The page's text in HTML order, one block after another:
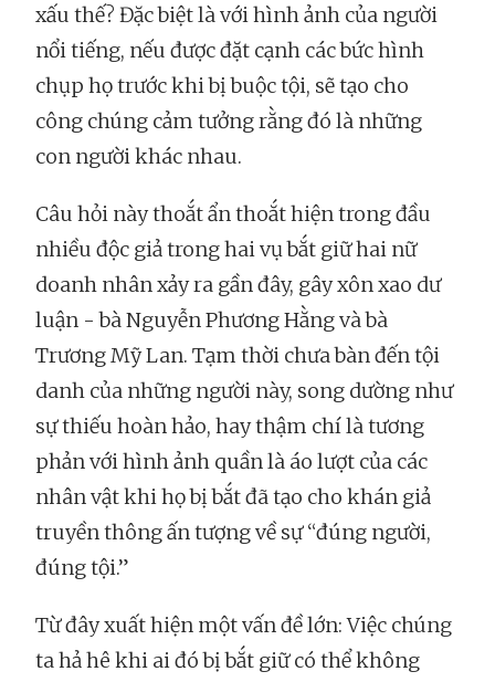
xấu thế? Đặc biệt là với hình ảnh của người
nổi tiếng, nếu được đặt cạnh các bức hình
chụp họ trước khi bị buộc tội, sẽ tạo cho
công chúng cảm tưởng rằng đó là những
con người khác nhau.
Câu hỏi này thoắt ẩn thoắt hiện trong đầu
nhiều độc giả trong hai vụ bắt giữ hai nữ
doanh nhân xảy ra gần đây, gây xôn xao dư
luận - bà Nguyễn Phương Hằng và bà
Trương Mỹ Lan. Tạm thời chưa bàn đến tội
danh của những người này, song dường như
sự thiếu hoàn hảo, hay thậm chí là tương
phản với hình ảnh quần là áo lượt của các
nhân vật khi họ bị bắt đã tạo cho khán giả
truyền thông ấn tượng về sự “đúng người,
đúng tội.”
Từ đây xuất hiện một vấn đề lớn: Việc chúng
ta hả hê khi ai đó bị bắt giữ có thể không